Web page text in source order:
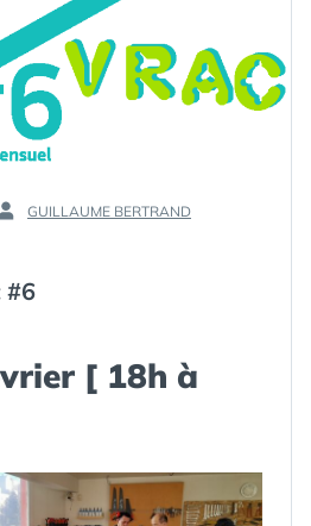
:
GUILLAUME BERTRAND
#6
[ 18h à